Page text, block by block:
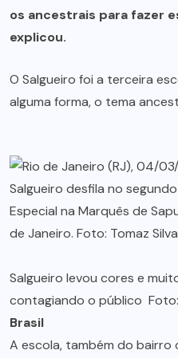
os ancestrais para fazer
explicou.
O Salgueiro foi a terceira
alguma forma, o tema
Salgueiro levou cores e
contagiando o público Foto:
Brasil
A escola, também do bairro